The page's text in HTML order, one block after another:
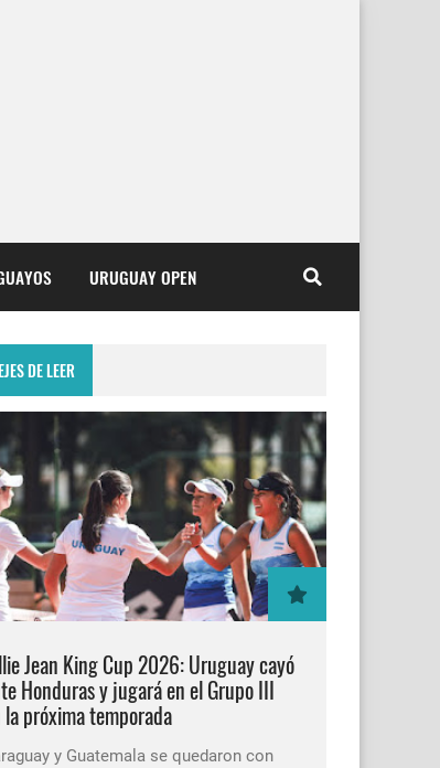
URUGUAY OPEN
DE LEER
Jean King Cup 2026: Uruguay cayó
Honduras y jugará en el Grupo III
la próxima temporada
y Guatemala se quedaron con